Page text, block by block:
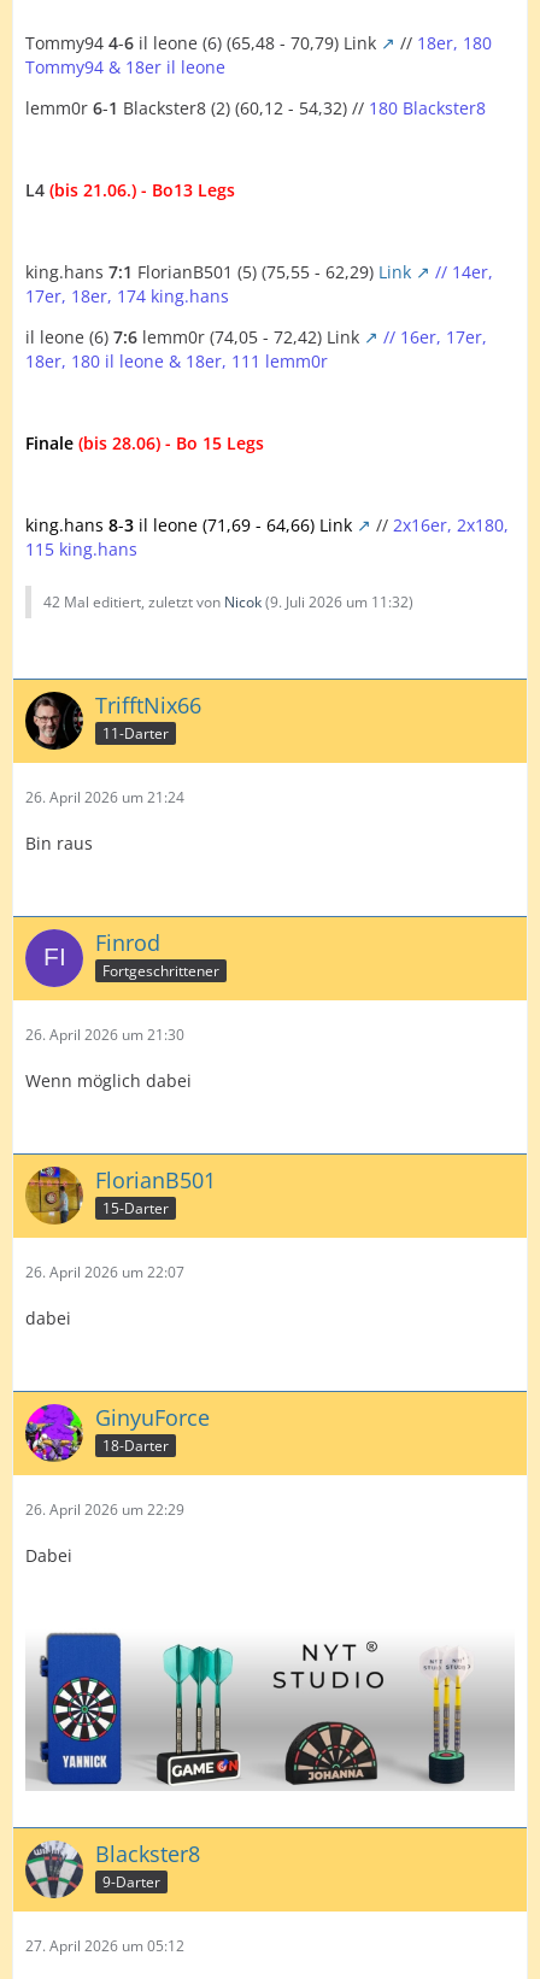
Tommy94 4-6 il leone (6) (65,48 - 70,79) Link // 18er, 180
Tommy94 & 18er il leone
lemm0r 6-1 Blackster8 (2) (60,12 - 54,32) // 180 Blackster8
L4 (bis 21.06.) - Bo13 Legs
king.hans 7:1 FlorianB501 (5) (75,55 - 62,29) Link
// 14er,
17er, 18er, 174 king.hans
il leone (6) 7:6 lemm0r (74,05 - 72,42) Link
// 16er, 17er,
18er, 180 il leone & 18er, 111 lemm0r
Finale (bis 28.06) - Bo 15 Legs
king.hans 8-3 il leone (71,69 - 64,66) Link // 2x16er, 2x180,
115 king.hans
42 Mal editiert, zuletzt von Nicok(9. Juli 2026 um 11:32)
TrifftNix66
11-Darter
26. April 2026 um 21:24
Bin raus
Finrod
Fortgeschrittener
26. April 2026 um 21:30
Wenn möglich dabei
FlorianB501
15-Darter
26. April 2026 um 22:07
dabei
GinyuForce
18-Darter
26. April 2026 um 22:29
Dabei
Blackster8
9-Darter
27. April 2026 um 05:12